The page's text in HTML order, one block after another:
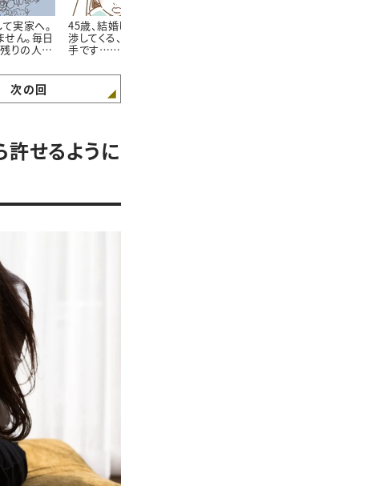
実家へ。
ん。毎日
りの人生
ーうさこの
考え方
45歳、結婚してからも干
渉してくる、実の親が苦
手です……！ ＃心理カ
軽くする考え方
次の回
せるように